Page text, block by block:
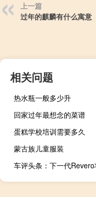
上一篇
过年的麒麟有什么寓意
相关问题
热水瓶一般多少升
回家过年最想念的菜谱
蛋糕学校培训需要多久
蒙古族儿童服装